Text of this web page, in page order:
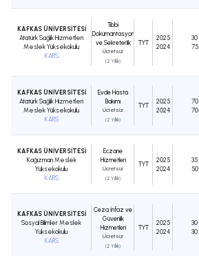
KAFKAS ÜNİVERSİTESİ
Atatürk Sağlık Hizmetleri
Meslek Yüksekokulu
KARS
Tıbbi
Dokümantasyon
ve Sekreterlik
Ücretsiz
(2 Yıllık)
TYT
2025
2024
30
75
KAFKAS ÜNİVERSİTESİ
Atatürk Sağlık Hizmetleri
Meslek Yüksekokulu
KARS
Evde Hasta
Bakımı
Ücretsiz
(2 Yıllık)
TYT
2025
2024
70
70
KAFKAS ÜNİVERSİTESİ
Kağızman Meslek
Yüksekokulu
KARS
Eczane
Hizmetleri
Ücretsiz
(2 Yıllık)
TYT
2025
2024
35
50
KAFKAS ÜNİVERSİTESİ
Sosyal Bilimler Meslek
Yüksekokulu
KARS
Ceza İnfaz ve
Güvenlik
Hizmetleri
Ücretsiz
(2 Yıllık)
TYT
2025
2024
30
30